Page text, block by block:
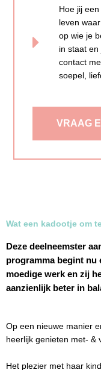
Hoe jij een
leven
op wie je
in staat
contact
soepel,
VRAAG
Wat een kadootje om
Deze deelneemster
programma begint nu
moedige werk en zij
aanzienlijk beter in
Op een nieuwe manier
heerlijk genieten met- &
Het plezier met haar